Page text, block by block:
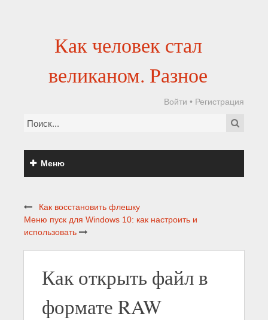
Как человек стал
великаном. Разное
Войти • Регистрация
Меню
Как восстановить флешку
Меню пуск для Windows 10: как настроить и
использовать
Как открыть файл в
формате RAW